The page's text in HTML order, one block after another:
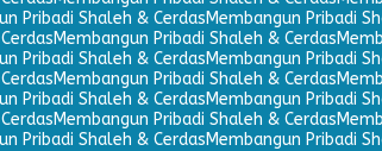
Pribadi Shaleh & CerdasMembangun Pribadi
Membangun Pribadi Shaleh & Cerdas
Pribadi Shaleh & CerdasMembangun Pribadi
Membangun Pribadi Shaleh & Cerdas
Pribadi Shaleh & CerdasMembangun Pribadi
Membangun Pribadi Shaleh & Cerdas
Pribadi Shaleh & CerdasMembangun Pribadi